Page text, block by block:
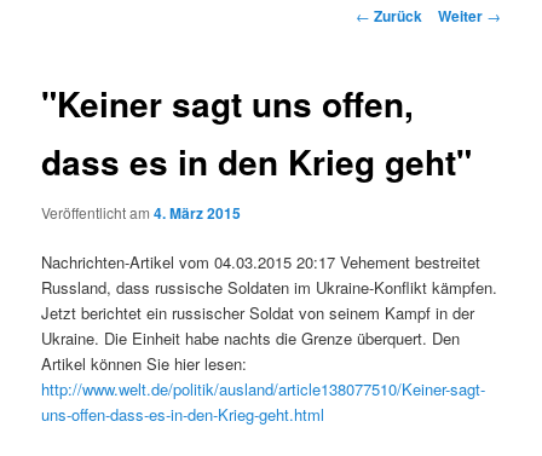
Beitragsnavigation
← Zurück Weiter →
"Keiner sagt uns offen,
dass es in den Krieg geht"
Veröffentlicht am4. März 2015
Nachrichten-Artikel vom 04.03.2015 20:17 Vehement bestreitet
Russland, dass russische Soldaten im Ukraine-Konflikt kämpfen.
Jetzt berichtet ein russischer Soldat von seinem Kampf in der
Ukraine. Die Einheit habe nachts die Grenze überquert. Den
Artikel können Sie hier lesen:
http://www.welt.de/politik/ausland/article138077510/Keiner-sagt-
uns-offen-dass-es-in-den-Krieg-geht.html